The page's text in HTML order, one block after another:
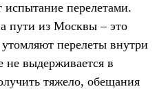
перелетами.
пути из Москвы – это
перелеты внутри
не выдерживается в
тяжело, обещания